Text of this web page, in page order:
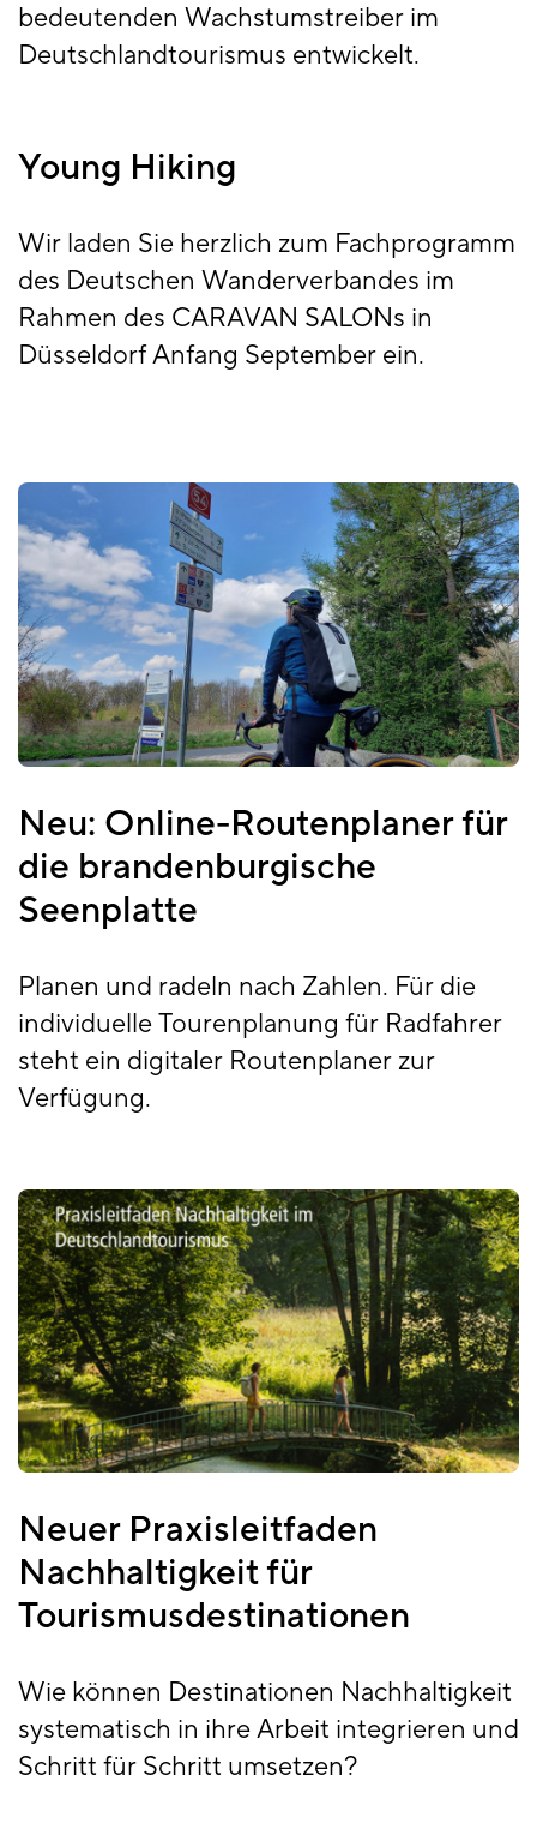
bedeutenden Wachstumstreiber im
Deutschlandtourismus entwickelt.
Young Hiking
Wir laden Sie herzlich zum Fachprogramm
des Deutschen Wanderverbandes im
Rahmen des CARAVAN SALONs in
Düsseldorf Anfang September ein.
Neu: Online-Routenplaner für
die brandenburgische
Seenplatte
Planen und radeln nach Zahlen. Für die
individuelle Tourenplanung für Radfahrer
steht ein digitaler Routenplaner zur
Verfügung.
Neuer Praxisleitfaden
Nachhaltigkeit für
Tourismusdestinationen
Wie können Destinationen Nachhaltigkeit
systematisch in ihre Arbeit integrieren und
Schritt für Schritt umsetzen?